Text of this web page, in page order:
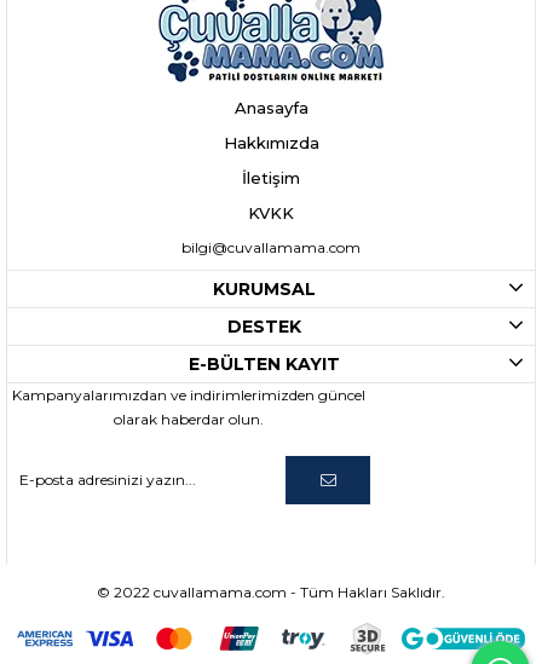
Anasayfa
Hakkımızda
İletişim
KVKK
bilgi@cuvallamama.com
KURUMSAL
DESTEK
E-BÜLTEN KAYIT
Kampanyalarımızdan ve indirimlerimizden güncel
olarak haberdar olun.
© 2022 cuvallamama.com - Tüm Hakları Saklıdır.